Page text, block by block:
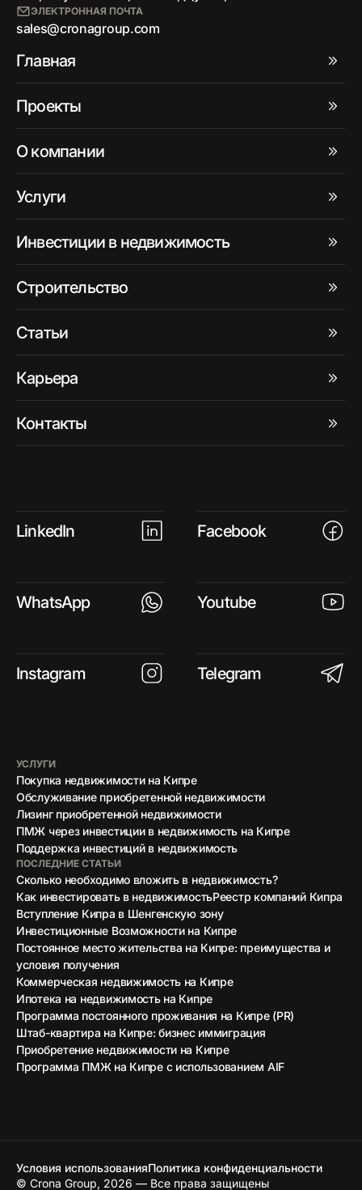
ЭЛЕКТРОННАЯ ПОЧТА
sales@cronagroup.com
Главная
Проекты
О компании
Услуги
Инвестиции в недвижимость
Строительство
Статьи
Карьера
Контакты
LinkedIn Facebook
WhatsApp Youtube
Instagram Telegram
УСЛУГИ
Покупка недвижимости на Кипре
Обслуживание приобретенной недвижимости
Лизинг приобретенной недвижимости
ПМЖ через инвестиции в недвижимость на Кипре
Поддержка инвестиций в недвижимость
ПОСЛЕДНИЕ СТАТЬИ
Сколько необходимо вложить в недвижимость?
Как инвестировать в недвижимостьРеестр компаний Кипра
Вступление Кипра в Шенгенскую зону
Инвестиционные Возможности на Кипре
Постоянное место жительства на Кипре: преимущества и
условия получения
Коммерческая недвижимость на Кипре
Ипотека на недвижимость на Кипре
Программа постоянного проживания на Кипре (PR)
Штаб-квартира на Кипре: бизнес иммиграция
Приобретение недвижимости на Кипре
Программа ПМЖ на Кипре с использованием AIF
© Crona Group, 2026 — Все права защищены
Условия использованияПолитика конфиденциальности